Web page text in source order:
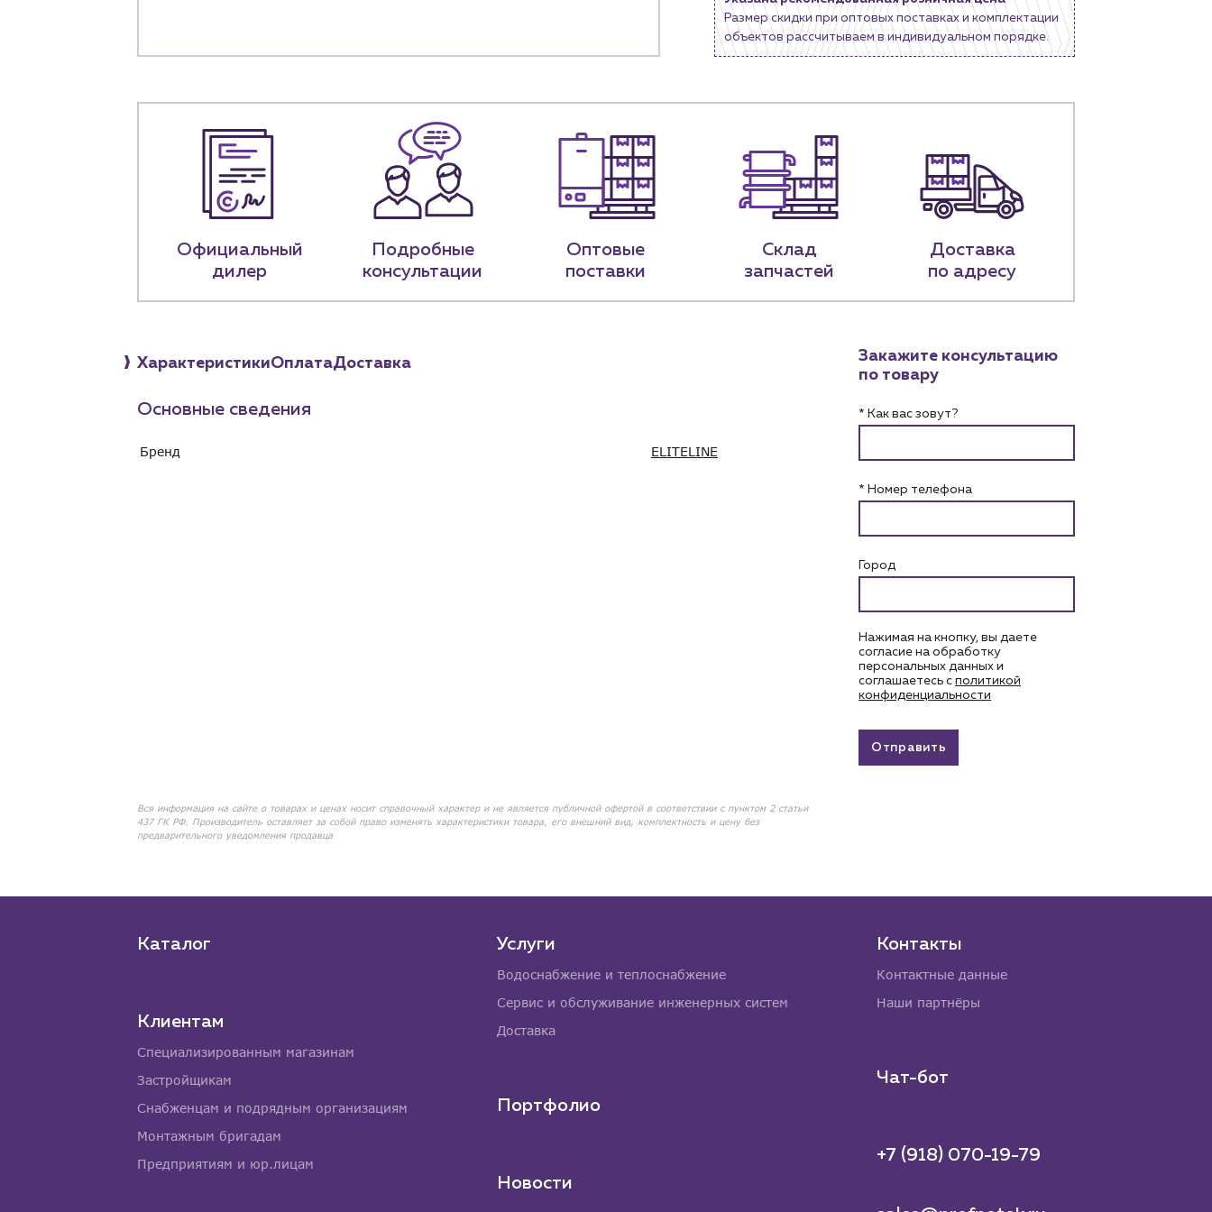
Размер скидки при оптовых поставках и комплектации
объектов рассчитываем в индивидуальном порядке.
Официальный
дилер
Подробные
консультации
Оптовые
поставки
Склад
запчастей
Доставка
по адресу
ХарактеристикиОплатаДоставка
Основные сведения
Бренд ELITELINE
Вся информация на сайте о товарах и ценах носит справочный характер и не является публичной офертой в соответствии с пунктом 2 статьи
437 ГК РФ. Производитель оставляет за собой право изменять характеристики товара, его внешний вид, комплектность и цену без
предварительного уведомления продавца
Закажите консультацию
по товару
* Как вас зовут?
* Номер телефона
Город
Нажимая на кнопку, вы даете
согласие на обработку
персональных данных и
соглашаетесь c политикой
конфиденциальности
Отправить
Каталог
Клиентам
Специализированным магазинам
Застройщикам
Снабженцам и подрядным организациям
Монтажным бригадам
Предприятиям и юр.лицам
Услуги
Водоснабжение и теплоснабжение
Сервис и обслуживание инженерных систем
Доставка
Портфолио
Новости
Контакты
Контактные данные
Наши партнёры
Чат-бот
+7 (918) 070-19-79